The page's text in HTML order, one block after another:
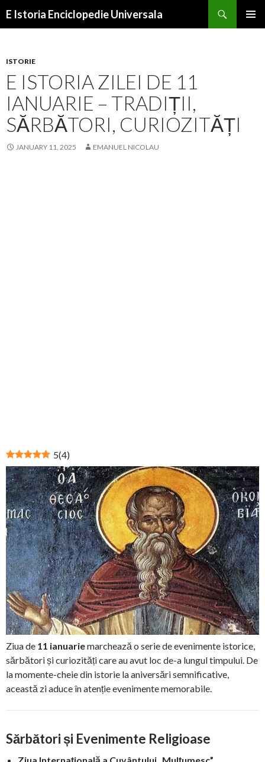
E Istoria Enciclopedie Universala
ISTORIE
E ISTORIA ZILEI DE 11
IANUARIE – TRADIȚII,
SĂRBĂTORI, CURIOZITĂȚI
JANUARY 11, 2025 EMANUEL NICOLAU
5(4)
Ziua de 11 ianuariemarchează o serie de evenimente istorice,
sărbători și curiozități care au avut loc de-a lungul timpului. De
la momente-cheie din istorie la aniversări semnificative,
această zi aduce în atenție evenimente memorabile.
Sărbători și Evenimente Religioase